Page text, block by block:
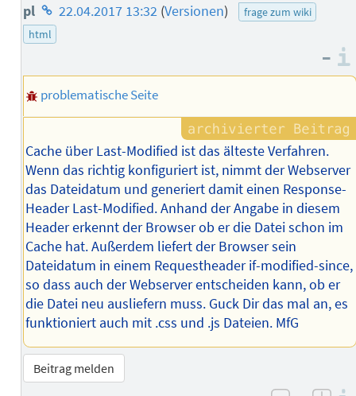
pl Homepage
des
22.04.2017 13:32 (Versionen)
frage zum wiki
html
–
problematische Seite
Cache über Last-Modified ist das älteste Verfahren.
Wenn das richtig konfiguriert ist, nimmt der Webserver
das Dateidatum und generiert damit einen Response-
Header Last-Modified. Anhand der Angabe in diesem
Header erkennt der Browser ob er die Datei schon im
Cache hat. Außerdem liefert der Browser sein
Dateidatum in einem Requestheader if-modified-since,
so dass auch der Webserver entscheiden kann, ob er
die Datei neu ausliefern muss. Guck Dir das mal an, es
funktioniert auch mit .css und .js Dateien. MfG
Beitrag melden